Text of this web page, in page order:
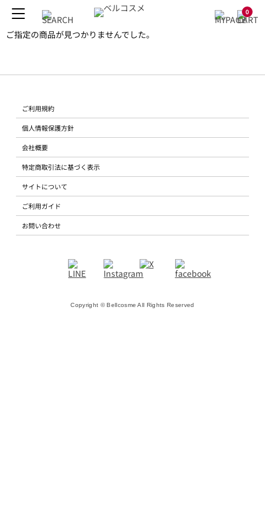
0
ご指定の商品が見つかりませんでした。
ご利用規約
個人情報保護方針
会社概要
特定商取引法に基づく表示
サイトについて
ご利用ガイド
お問い合わせ
Copyright © Bellcosme All Rights Reserved